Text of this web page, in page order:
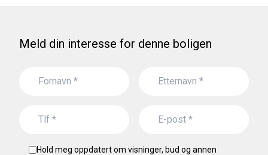
Meld din interesse for denne boligen
Hold meg oppdatert om visninger, bud og annen